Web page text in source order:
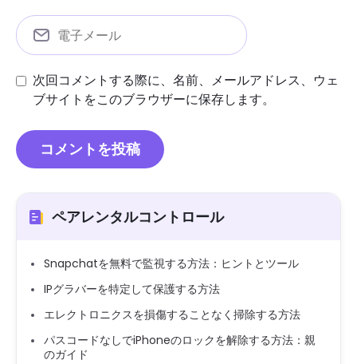
次回コメントする際に、名前、メールアドレス、ウェ
ブサイトをこのブラウザーに保存します。
ペアレンタルコントロール
Snapchatを無料で監視する方法：ヒントとツール
IPグラバーを特定して保護する方法
エレクトロニクスを損傷することなく掃除する方法
パスコードなしでiPhoneのロックを解除する方法：親
のガイド